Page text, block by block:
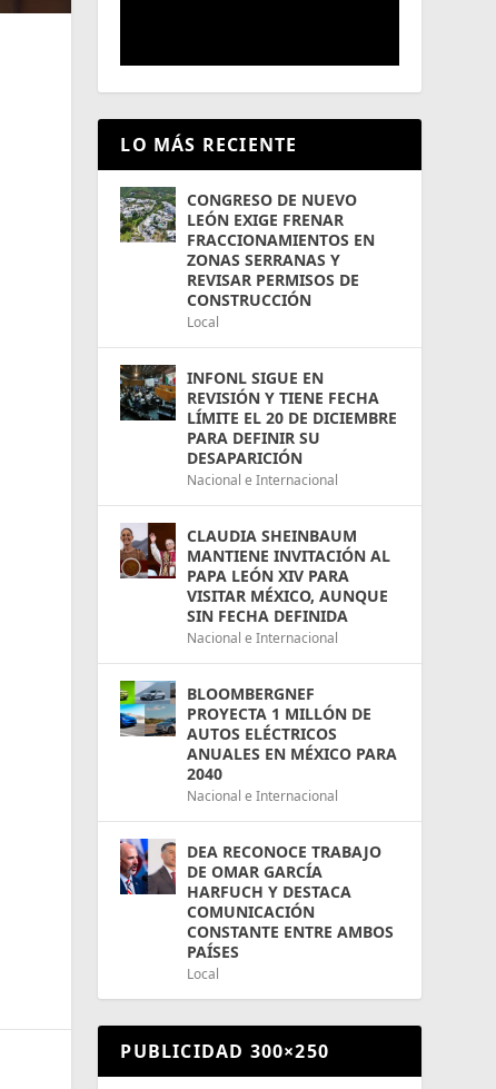
LO MÁS RECIENTE
CONGRESO DE NUEVO
LEÓN EXIGE FRENAR
FRACCIONAMIENTOS EN
ZONAS SERRANAS Y
REVISAR PERMISOS DE
CONSTRUCCIÓN
Local
INFONL SIGUE EN
REVISIÓN Y TIENE FECHA
LÍMITE EL 20 DE DICIEMBRE
PARA DEFINIR SU
DESAPARICIÓN
Nacional e Internacional
CLAUDIA SHEINBAUM
MANTIENE INVITACIÓN AL
PAPA LEÓN XIV PARA
VISITAR MÉXICO, AUNQUE
SIN FECHA DEFINIDA
Nacional e Internacional
BLOOMBERGNEF
PROYECTA 1 MILLÓN DE
AUTOS ELÉCTRICOS
ANUALES EN MÉXICO PARA
2040
Nacional e Internacional
DEA RECONOCE TRABAJO
DE OMAR GARCÍA
HARFUCH Y DESTACA
COMUNICACIÓN
CONSTANTE ENTRE AMBOS
PAÍSES
Local
PUBLICIDAD 300×250